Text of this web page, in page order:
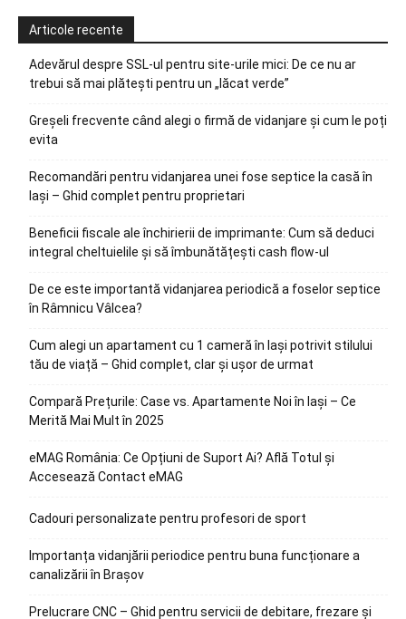
Articole recente
Adevărul despre SSL-ul pentru site-urile mici: De ce nu ar
trebui să mai plătești pentru un „lăcat verde”
Greșeli frecvente când alegi o firmă de vidanjare și cum le poți
evita
Recomandări pentru vidanjarea unei fose septice la casă în
Iași – Ghid complet pentru proprietari
Beneficii fiscale ale închirierii de imprimante: Cum să deduci
integral cheltuielile și să îmbunătățești cash flow-ul
De ce este importantă vidanjarea periodică a foselor septice
în Râmnicu Vâlcea?
Cum alegi un apartament cu 1 cameră în Iași potrivit stilului
tău de viață – Ghid complet, clar și ușor de urmat
Compară Prețurile: Case vs. Apartamente Noi în Iași – Ce
Merită Mai Mult în 2025
eMAG România: Ce Opțiuni de Suport Ai? Află Totul și
Accesează Contact eMAG
Cadouri personalizate pentru profesori de sport
Importanța vidanjării periodice pentru buna funcționare a
canalizării în Brașov
Prelucrare CNC – Ghid pentru servicii de debitare, frezare și